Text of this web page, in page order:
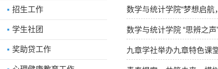
招生工作
学生社团
奖助贷工作
数学与统计学院“梦想启
数学与统计学院 “思辨之
九章学社举办九章特色课